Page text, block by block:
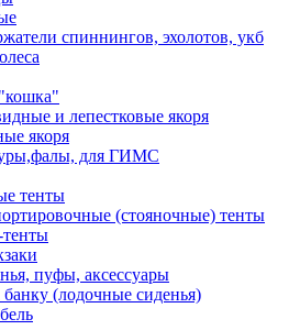
спиннингов, эхолотов, укб
и лепестковые якоря
якоря
для ГИМС
тенты
(стояночные) тенты
пуфы, аксессуары
(лодочные сиденья)